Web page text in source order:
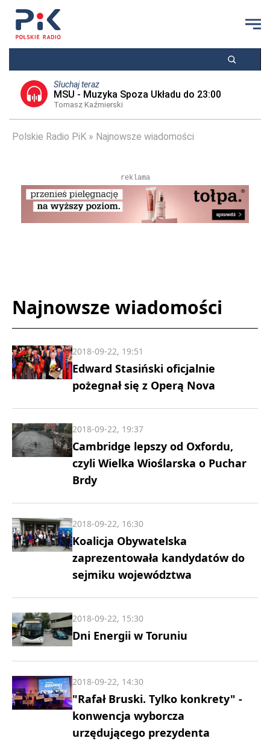
Słuchaj teraz
MSU - Muzyka Spoza Układu do 23:00
Tomasz Kaźmierski
Polskie Radio PiK Najnowsze wiadomości
reklama
Najnowsze wiadomości
Edward Stasiński oficjalnie
pożegnał się z Operą Nova
2018-09-22, 19:51
Cambridge lepszy od Oxfordu,
czyli Wielka Wioślarska o Puchar
Brdy
2018-09-22, 19:37
Koalicja Obywatelska
zaprezentowała kandydatów do
sejmiku województwa
2018-09-22, 16:30
Dni Energii w Toruniu
2018-09-22, 15:30
"Rafał Bruski. Tylko konkrety" -
konwencja wyborcza
urzędującego prezydenta
2018-09-22, 14:30